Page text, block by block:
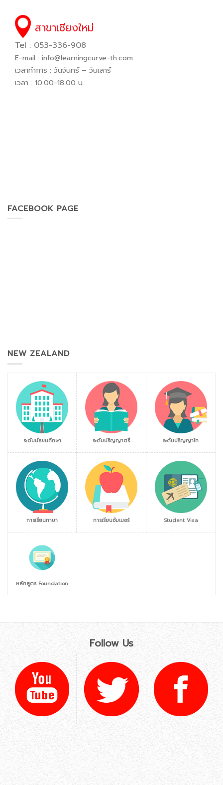
สาขาเชียงใหม่
Tel : 053-336-908
E-mail : info@learningcurve-th.com
เวลาทำการ : วันจันทร์ – วันเสาร์
เวลา : 10.00-18.00 น.
FACEBOOK PAGE
NEW ZEALAND
ระดับมัธยมศึกษา ระดับปริญญาตรี ระดับปริญญาโท
การเรียนภาษา การเรียนซัมเมอร์ Student Visa
หลักสูตร Foundation
Follow Us